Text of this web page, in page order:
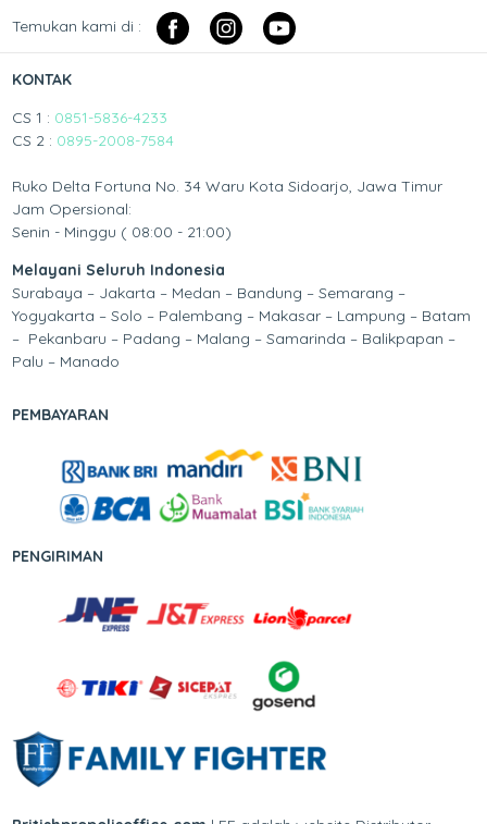
Temukan kami di :
KONTAK
CS 1 : 0851-5836-4233
CS 2 : 0895-2008-7584
Ruko Delta Fortuna No. 34 Waru Kota Sidoarjo, Jawa Timur
Jam Opersional:
Senin - Minggu ( 08:00 - 21:00)
Melayani Seluruh Indonesia
Surabaya – Jakarta – Medan – Bandung – Semarang –
Yogyakarta – Solo – Palembang – Makasar – Lampung – Batam
– Pekanbaru – Padang – Malang – Samarinda – Balikpapan –
Palu – Manado
PEMBAYARAN
PENGIRIMAN